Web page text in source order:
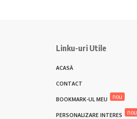
Linku-uri Utile
ACASĂ
CONTACT
BOOKMARK-UL MEU nou
PERSONALIZARE INTERES nou